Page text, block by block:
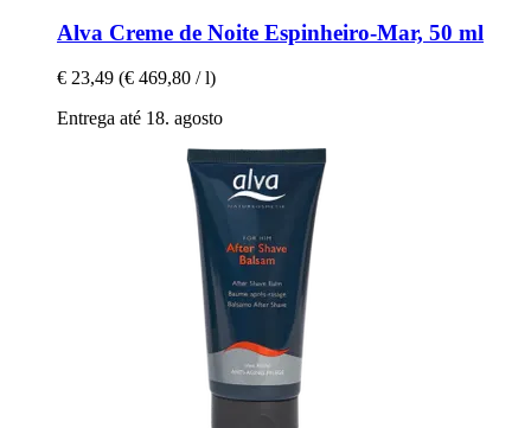
Alva Creme de Noite Espinheiro-​Mar, 50 ml
€ 23,49 (€ 469,80 / l)
Entrega até 18. agosto